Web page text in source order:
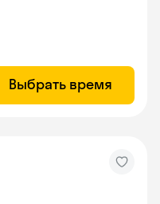
Выбрать время